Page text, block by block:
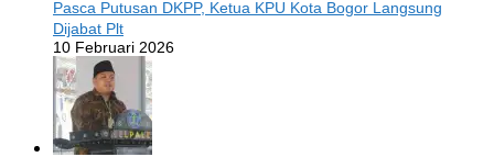
Pasca Putusan DKPP, Ketua KPU Kota Bogor Langsung
Dijabat Plt
10 Februari 2026